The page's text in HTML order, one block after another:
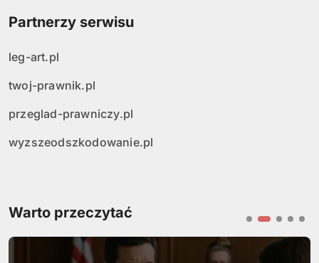
Partnerzy serwisu
leg-art.pl
twoj-prawnik.pl
przeglad-prawniczy.pl
wyzszeodszkodowanie.pl
Warto przeczytać